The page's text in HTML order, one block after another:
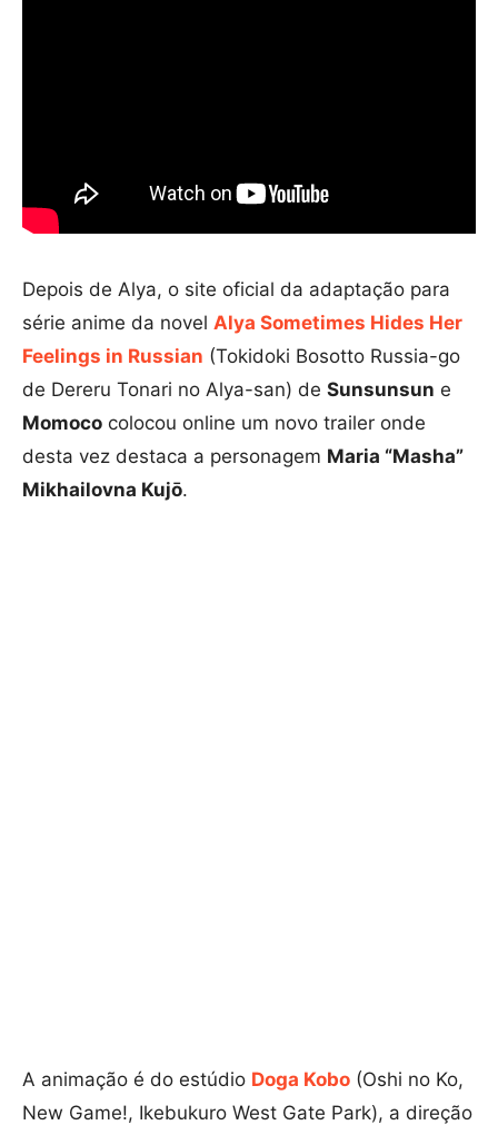
Depois de Alya, o site oficial da adaptação para
série anime da novel Alya Sometimes Hides Her
Feelings in Russian (Tokidoki Bosotto Russia-go
de Dereru Tonari no Alya-san) de Sunsunsun e
Momoco colocou online um novo trailer onde
desta vez destaca a personagem Maria “Masha”
Mikhailovna Kujō.
A animação é do estúdio Doga Kobo (Oshi no Ko,
New Game!, Ikebukuro West Gate Park), a direção